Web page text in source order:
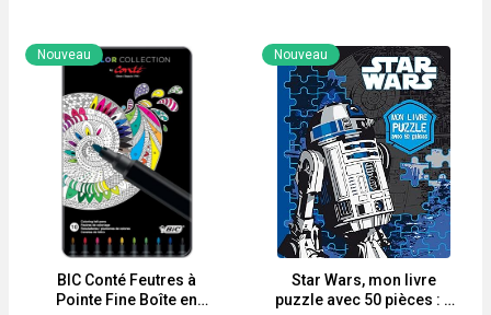
Starts
tapis
d'éveil
Safari
lunettes
soleil
BIC Conté Feutres à
Pointe Fine Boîte en
Nouveau
Star Wars, mon livre
puzzle avec 50 pièces : 5
Nouveau